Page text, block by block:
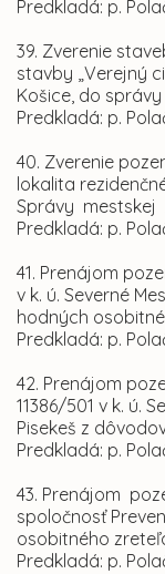
Predkladá: p.
39. Zverenie
stavby „Verejný
Košice, do
Predkladá: p.
40. Zverenie
lokalita
Správy mestskej
Predkladá: p.
41. Prenájom
v k. ú. Severné
hodných
Predkladá: p.
42. Prenájom
11386/501 v k. ú.
Pisekeš z
Predkladá: p.
43. Prenájom
spoločnosť
osobitného
Predkladá: p.